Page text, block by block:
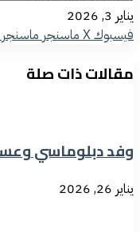
يناير 3, 2026
فيسبوك‫Xماسنجر ماسنجر
مقالات ذات صلة
وفد دبلوماسي
يناير 26, 2026